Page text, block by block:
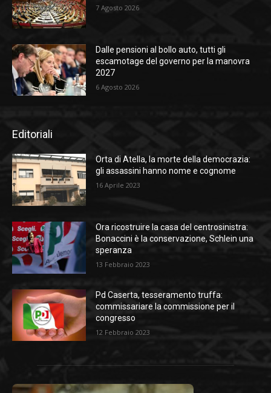
7 Agosto 2026
Dalle pensioni al bollo auto, tutti gli
escamotage del governo per la manovra
2027
6 Agosto 2026
Editoriali
Orta di Atella, la morte della democrazia:
gli assassini hanno nome e cognome
16 Aprile 2023
Ora ricostruire la casa del centrosinistra:
Bonaccini è la conservazione, Schlein una
speranza
13 Febbraio 2023
Pd Caserta, tesseramento truffa:
commissariare la commissione per il
congresso
12 Febbraio 2023